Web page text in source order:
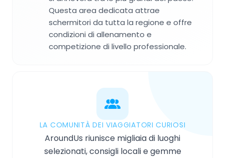
Questa area dedicata attrae
schermitori da tutta la regione e offre
condizioni di allenamento e
competizione di livello professionale.
LA COMUNITÀ DEI VIAGGIATORI CURIOSI
AroundUs riunisce migliaia di luoghi
selezionati, consigli locali e gemme